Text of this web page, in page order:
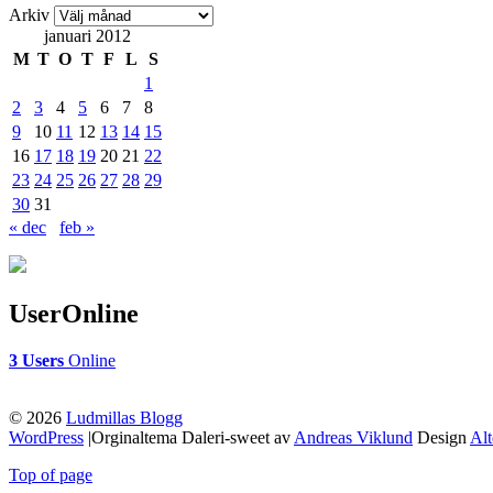
Arkiv
januari 2012
M T O T F L
S
1
2
3 4 5 6 7
8
9
10 11 12 13 14 15
16 17 18 19 20 21 22
23 24 25 26 27 28 29
30 31
« dec
feb »
UserOnline
3 Users Online
© 2026 Ludmillas Blogg
WordPress |Orginaltema Daleri-sweet av Andreas Viklund Design
Top of page